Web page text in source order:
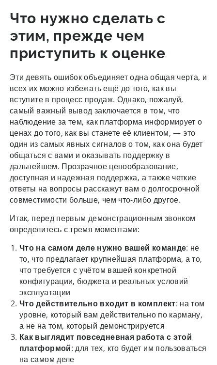
Что нужно сделать с
этим, прежде чем
приступить к оценке
Эти девять ошибок объединяет одна общая черта, и
всех их можно избежать ещё до того, как вы
вступите в процесс продаж. Однако, пожалуй,
самый важный вывод заключается в том, что
наблюдение за тем, как платформа информирует о
ценах до того, как вы станете её клиентом, — это
один из самых явных сигналов о том, как она будет
общаться с вами и оказывать поддержку в
дальнейшем. Прозрачное ценообразование,
доступная и надежная поддержка, а также четкие
ответы на вопросы расскажут вам о долгосрочной
совместимости больше, чем что-либо другое.
Итак, перед первым демонстрационным звонком
определитесь с тремя моментами:
Что на самом деле нужно вашей команде: не
то, что предлагает крупнейшая платформа, а то,
что требуется с учётом вашей конкретной
конфигурации, бюджета и реальных условий
эксплуатации
Что действительно входит в комплект: на том
уровне, который вам действительно по карману,
а не на том, который демонстрируется
Как выглядит повседневная работа с этой
платформой: для тех, кто будет им пользоваться
на самом деле